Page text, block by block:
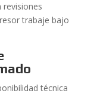
revisiones
trabaje bajo
técnica